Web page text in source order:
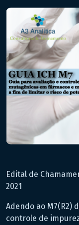
Edital de
2021
Adendo ao M7(R2)
controle de